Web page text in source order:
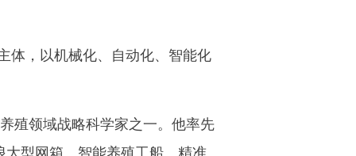
，以机械化、自动化、智能化
领域战略科学家之一。他率先
型网箱、智能养殖工船、精准